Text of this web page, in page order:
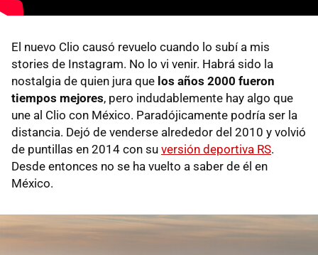
El nuevo Clio causó revuelo cuando lo subí a mis
stories de Instagram. No lo vi venir. Habrá sido la
nostalgia de quien jura que los años 2000 fueron
tiempos mejores, pero indudablemente hay algo que
une al Clio con México. Paradójicamente podría ser la
distancia. Dejó de venderse alrededor del 2010 y volvió
de puntillas en 2014 con su versión deportiva RS.
Desde entonces no se ha vuelto a saber de él en
México.